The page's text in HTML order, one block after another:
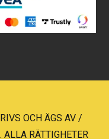
OCH ÄGS AV /
RÄTTIGHETER